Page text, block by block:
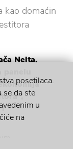
kao domaćin
Nelta,
i
posetilaca.
se da ste
u
na